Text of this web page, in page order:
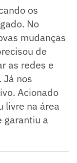
os
No
mudanças
de
as redes e
Já nos
Acionado
livre na área
garantiu a